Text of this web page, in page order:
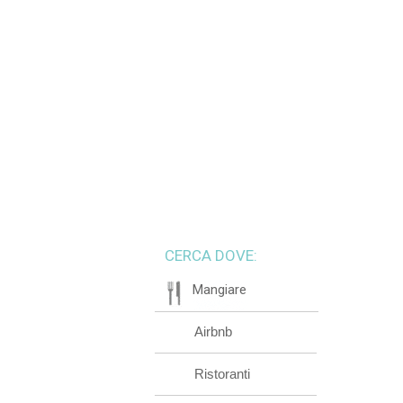
CERCA DOVE:
Mangiare
Airbnb
Ristoranti